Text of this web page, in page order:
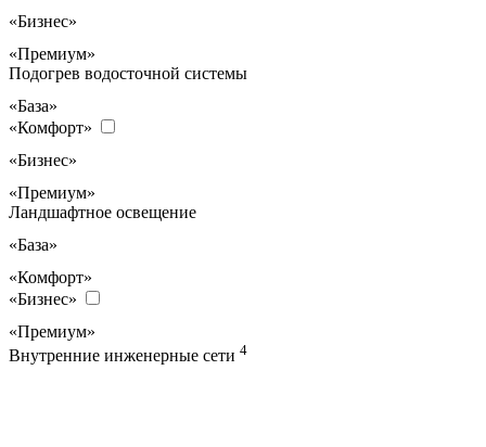
«Бизнес»
«Премиум»
Подогрев водосточной системы
«База»
«Комфорт»
«Бизнес»
«Премиум»
Ландшафтное освещение
«База»
«Комфорт»
«Бизнес»
«Премиум»
Внутренние инженерные сети 4